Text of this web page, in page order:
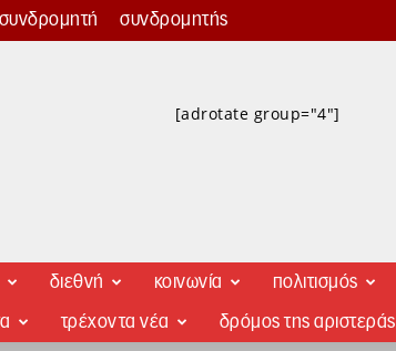
συνδρομητής
[adrotate group="4"]
διεθνή κοινωνία πολιτισμός
τρέχοντα νέα δρόμος της αριστεράς